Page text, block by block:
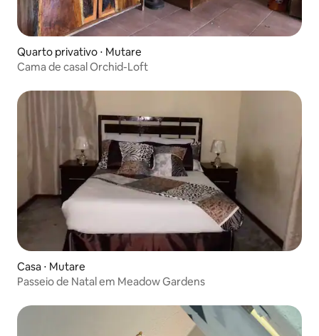
Quarto privativo ⋅ Mutare
Cama de casal Orchid-Loft
Casa ⋅ Mutare
Passeio de Natal em Meadow Gardens